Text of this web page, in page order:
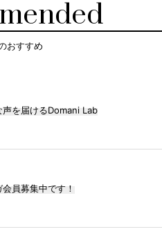
おすすめ
声を届けるDomani Lab
員募集中です！